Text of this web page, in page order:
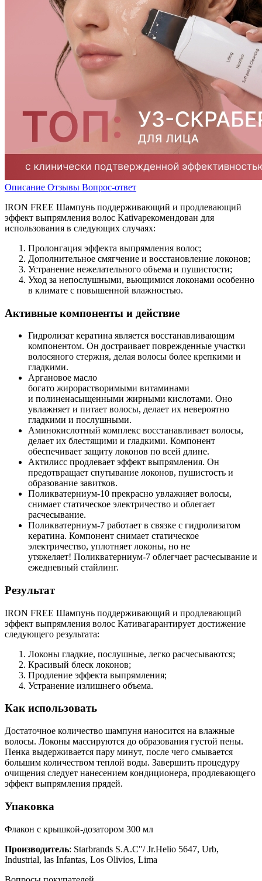
Описание Отзывы Вопрос-ответ
IRON FREE Шампунь поддерживающий и продлевающий
эффект выпрямления волос Kativaрекомендован для
использования в следующих случаях:
Пролонгация эффекта выпрямления волос;
Дополнительное смягчение и восстановление локонов;
Устранение нежелательного объема и пушистости;
Уход за непослушными, вьющимися локонами особенно
в климате с повышенной влажностью.
Активные компоненты и действие
Гидролизат кератина является восстанавливающим
компонентом. Он достраивает поврежденные участки
волосяного стержня, делая волосы более крепкими и
гладкими.
Аргановое масло
богато жирорастворимыми витаминами
и полиненасыщенными жирными кислотами. Оно
увлажняет и питает волосы, делает их невероятно
гладкими и послушными.
Аминокислотный комплекс восстанавливает волосы,
делает их блестящими и гладкими. Компонент
обеспечивает защиту локонов по всей длине.
Актилисс продлевает эффект выпрямления. Он
предотвращает спутывание локонов, пушистость и
образование завитков.
Поликватерниум-10 прекрасно увлажняет волосы,
снимает статическое электричество и облегает
расчесывание.
Поликватерниум-7 работает в связке с гидролизатом
кератина. Компонент снимает статическое
электричество, уплотняет локоны, но не
утяжеляет! Поликватерниум-7 облегчает расчесывание и
ежедневный стайлинг.
Результат
IRON FREE Шампунь поддерживающий и продлевающий
эффект выпрямления волос Кативагарантирует достижение
следующего результата:
Локоны гладкие, послушные, легко расчесываются;
Красивый блеск локонов;
Продление эффекта выпрямления;
Устранение излишнего объема.
Как использовать
Достаточное количество шампуня наносится на влажные
волосы. Локоны массируются до образования густой пены.
Пенка выдерживается пару минут, после чего смывается
большим количеством теплой воды. Завершить процедуру
очищения следует нанесением кондиционера, продлевающего
эффект выпрямления прядей.
Упаковка
Флакон с крышкой-дозатором 300 мл
Производитель: Starbrands S.A.C"/ Jr.Helio 5647, Urb,
Industrial, las Infantas, Los Olivios, Lima